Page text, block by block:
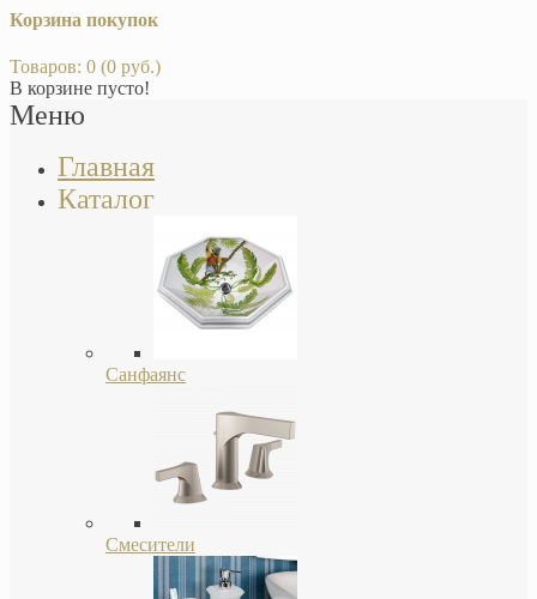
Корзина покупок
Товаров: 0 (0 руб.)
В корзине пусто!
Меню
Главная
Каталог
Санфаянс
Смесители